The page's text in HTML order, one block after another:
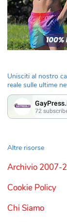
Unisciti al nostro
reale sulle ultime
Altre risorse
Archivio 2007-
Cookie Policy
Chi Siamo